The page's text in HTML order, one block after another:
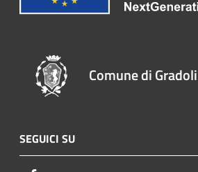
Comune di Gradoli
SEGUICI SU